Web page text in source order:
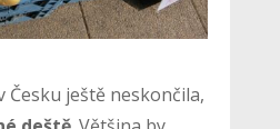
Česku ještě neskončila,